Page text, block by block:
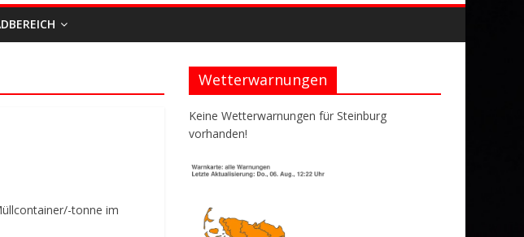
tonne im
Wetterwarnungen
Keine Wetterwarnungen für Steinburg
vorhanden!